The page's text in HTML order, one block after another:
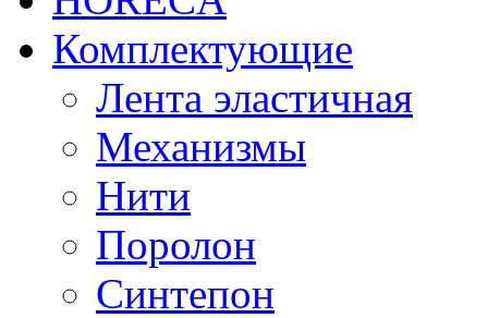
Комплектующие
Лента эластичная
Механизмы
Нити
Поролон
Синтепон